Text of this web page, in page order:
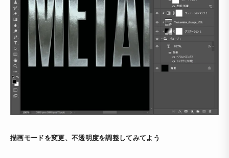
描画モードを変更、不透明度を調整してみてよう